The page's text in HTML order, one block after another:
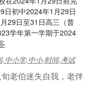
日初中2024年1月29日
29日至31日高三（普
学年第一学期于2024
,中小学,中小,时间,考试